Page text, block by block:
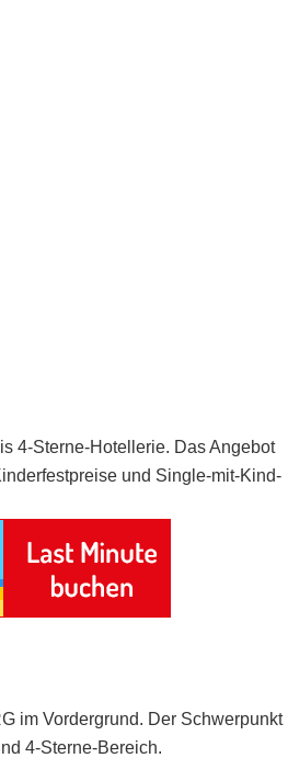
4-Sterne-Hotellerie. Das Angebot
und Single-mit-Kind-
im Vordergrund. Der Schwerpunkt
4-Sterne-Bereich.